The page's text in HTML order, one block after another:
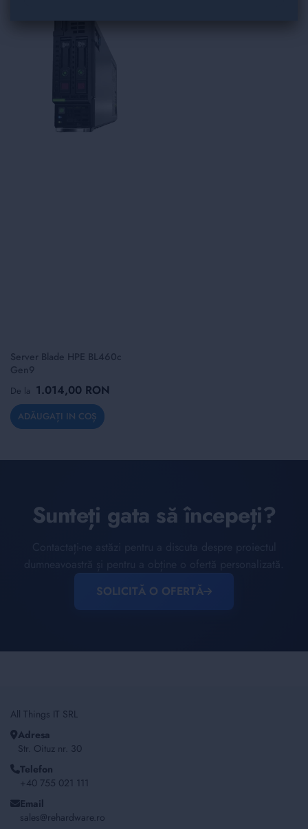
Server Blade HPE BL460c
Gen9
De la 1.014,00 RON
ADĂUGAȚI IN COȘ
Sunteți gata să începeți?
SOLICITĂ O OFERTĂ
All Things IT SRL
Adresa
Str. Oituz nr. 30
Telefon
+40 755 021 111
Email
sales@rehardware.ro